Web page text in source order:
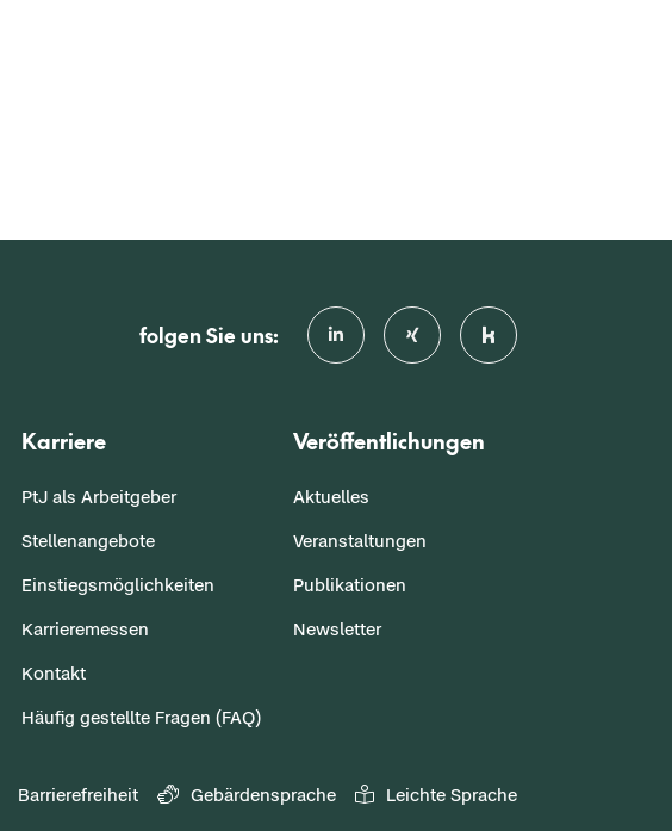
folgen Sie uns:
Karriere
PtJ als Arbeitgeber
Stellenangebote
Einstiegsmöglichkeiten
Karrieremessen
Kontakt
Häufig gestellte Fragen (FAQ)
Veröffentlichungen
Aktuelles
Veranstaltungen
Publikationen
Newsletter
Barrierefreiheit Gebärdensprache Leichte Sprache